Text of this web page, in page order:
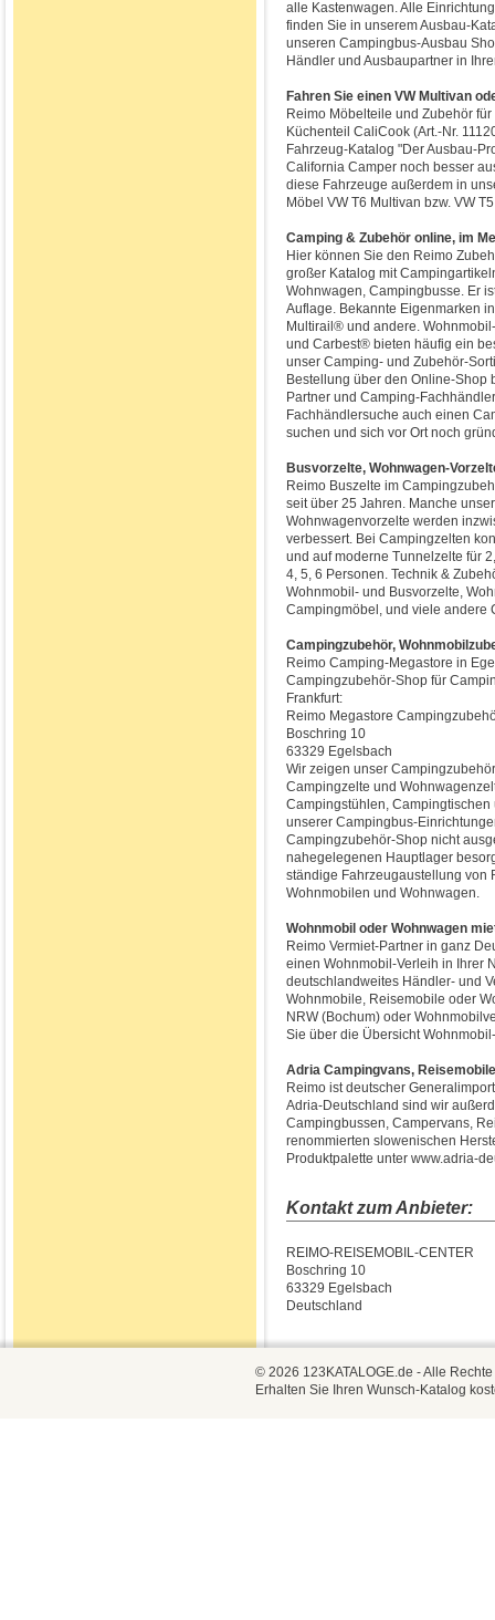
alle Kastenwagen. Alle
finden Sie in unserem Ausbau-
unseren Campingbus-Ausbau
Händler und Ausbaupartner in
Fahren Sie einen VW Multivan
Reimo Möbelteile und Zubehör
Küchenteil CaliCook (Art.-Nr.
Fahrzeug-Katalog "Der Ausbau-
California Camper noch besser
diese Fahrzeuge außerdem in
Möbel VW T6 Multivan bzw. VW
Camping & Zubehör online, im
Hier können Sie den Reimo
großer Katalog mit
Wohnwagen, Campingbusse. Er
Auflage. Bekannte Eigenmarken
Multirail® und andere.
und Carbest® bieten häufig ein
unser Camping- und Zubehör-
Bestellung über den Online-Shop
Partner und Camping-
Fachhändlersuche auch einen
suchen und sich vor Ort noch
Busvorzelte, Wohnwagen-
Reimo Buszelte im
seit über 25 Jahren. Manche
Wohnwagenvorzelte werden
verbessert. Bei Campingzelten
und auf moderne Tunnelzelte für
4, 5, 6 Personen. Technik &
Wohnmobil- und Busvorzelte,
Campingmöbel, und viele andere
Campingzubehör,
Reimo Camping-Megastore in
Campingzubehör-Shop für
Frankfurt:
Reimo Megastore
Boschring 10
63329 Egelsbach
Wir zeigen unser
Campingzelte und
Campingstühlen,
unserer Campingbus-
Campingzubehör-Shop nicht
nahegelegenen Hauptlager
ständige Fahrzeugaustellung von
Wohnmobilen und Wohnwagen.
Wohnmobil oder Wohnwagen
Reimo Vermiet-Partner in ganz
einen Wohnmobil-Verleih in Ihrer
deutschlandweites Händler- und
Wohnmobile, Reisemobile oder
NRW (Bochum) oder
Sie über die Übersicht
Adria Campingvans,
Reimo ist deutscher
Adria-Deutschland sind wir
Campingbussen, Campervans,
renommierten slowenischen
Produktpalette unter www.adria-
Kontakt zum Anbieter:
REIMO-REISEMOBIL-CENTER
Boschring 10
63329 Egelsbach
Deutschland
© 2026 123KATALOGE.de - Alle
Erhalten Sie Ihren Wunsch-Katalog